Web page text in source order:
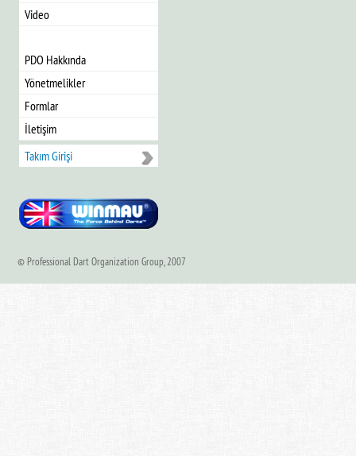
Video
PDO Hakkında
Yönetmelikler
Formlar
İletişim
Takım Girişi
© Professional Dart Organization Group, 2007